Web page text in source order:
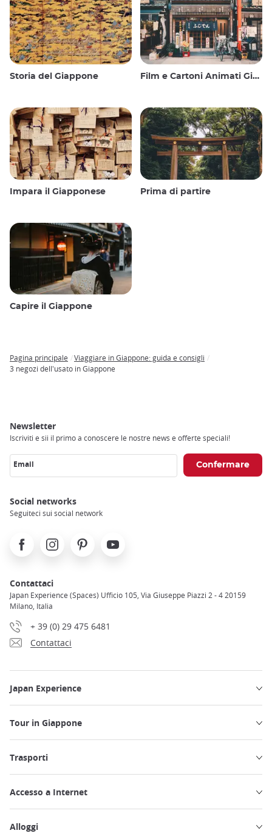
Storia del Giappone Film e Cartoni Animati Giapponesi
Impara il Giapponese Prima di partire
Capire il Giappone
Breadcrumb
Pagina principale
Viaggiare in Giappone: guida e consigli
3 negozi dell'usato in Giappone
Newsletter
Iscriviti e sii il primo a conoscere le nostre news e offerte speciali!
Email
Social networks
Seguiteci sui social network
FacebookInstagramPinterest Youtube
Contattaci
Japan Experience (Spaces) Ufficio 105, Via Giuseppe Piazzi 2 - 4 20159
Milano, Italia
+ 39 (0) 29 475 6481
Contattaci
Japan Experience
Tour in Giappone
Trasporti
Accesso a Internet
Alloggi